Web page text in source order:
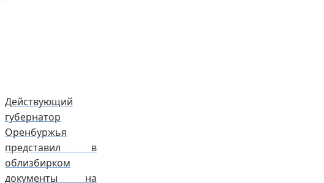
Действующий
губернатор
Оренбуржья
представил в
облизбирком
документы на